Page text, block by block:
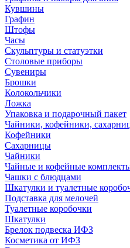
Кувшины
Графин
Штофы
Часы
Скульптуры и статуэтки
Столовые приборы
Сувениры
Брошки
Колокольчики
Ложка
Упаковка и подарочный пакет
Чайники, кофейники,
Кофейники
Сахарницы
Чайники
Чайные и кофейные
Чашки с блюдцами
Шкатулки и туалетные
Подставка для мелочей
Туалетные коробочки
Шкатулки
Брелок подвеска ИФЗ
Косметика от ИФЗ